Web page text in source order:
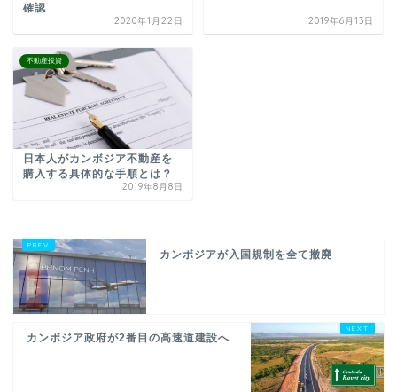
確認
2020年1月22日 2019年6月13日
不動産投資
日本人がカンボジア不動産を
購入する具体的な手順とは？
2019年8月8日
カンボジアが入国規制を全て撤廃
カンボジア政府が2番目の高速道建設へ